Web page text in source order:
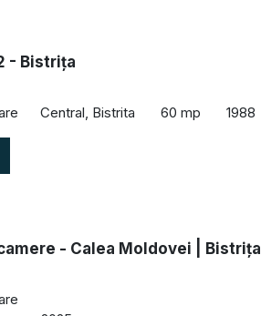
- Bistrița
Central, Bistrita 60 mp 1988
- Calea Moldovei | Bistrița